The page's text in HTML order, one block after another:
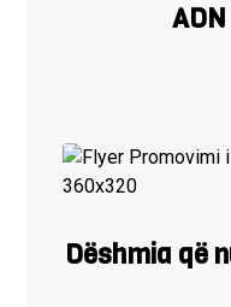
Dëshmia që